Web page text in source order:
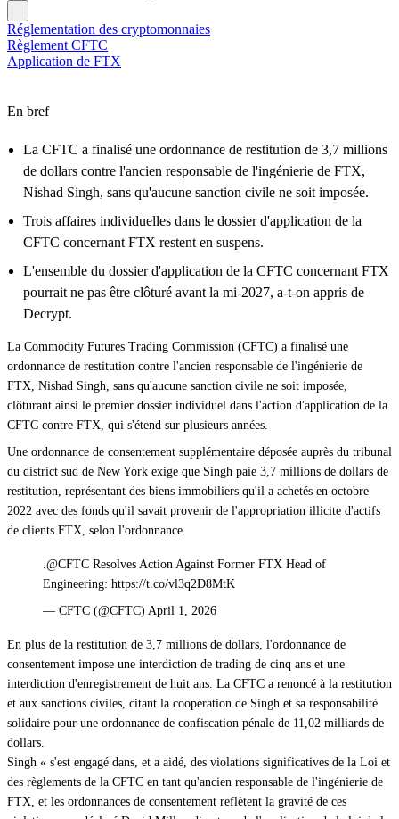
Réglementation des cryptomonnaies
Règlement CFTC
Application de FTX
En bref
La CFTC a finalisé une ordonnance de restitution de 3,7 millions
de dollars contre l'ancien responsable de l'ingénierie de FTX,
Nishad Singh, sans qu'aucune sanction civile ne soit imposée.
Trois affaires individuelles dans le dossier d'application de la
CFTC concernant FTX restent en suspens.
L'ensemble du dossier d'application de la CFTC concernant FTX
pourrait ne pas être clôturé avant la mi-2027, a-t-on appris de
Decrypt.
La Commodity Futures Trading Commission (CFTC) a finalisé une
ordonnance de restitution contre l'ancien responsable de l'ingénierie de
FTX, Nishad Singh, sans qu'aucune sanction civile ne soit imposée,
clôturant ainsi le premier dossier individuel dans l'action d'application de la
CFTC contre FTX, qui s'étend sur plusieurs années.
Une ordonnance de consentement supplémentaire déposée auprès du tribunal
du district sud de New York exige que Singh paie 3,7 millions de dollars de
restitution, représentant des biens immobiliers qu'il a achetés en octobre
2022 avec des fonds qu'il savait provenir de l'appropriation illicite d'actifs
de clients FTX, selon l'ordonnance.
.@CFTC Resolves Action Against Former FTX Head of
Engineering: https://t.co/vl3q2D8MtK
— CFTC (@CFTC) April 1, 2026
En plus de la restitution de 3,7 millions de dollars, l'ordonnance de
consentement impose une interdiction de trading de cinq ans et une
interdiction d'enregistrement de huit ans. La CFTC a renoncé à la restitution
et aux sanctions civiles, citant la coopération de Singh et sa responsabilité
solidaire pour une ordonnance de confiscation pénale de 11,02 milliards de
dollars.
Singh « s'est engagé dans, et a aidé, des violations significatives de la Loi et
des règlements de la CFTC en tant qu'ancien responsable de l'ingénierie de
FTX, et les ordonnances de consentement reflètent la gravité de ces